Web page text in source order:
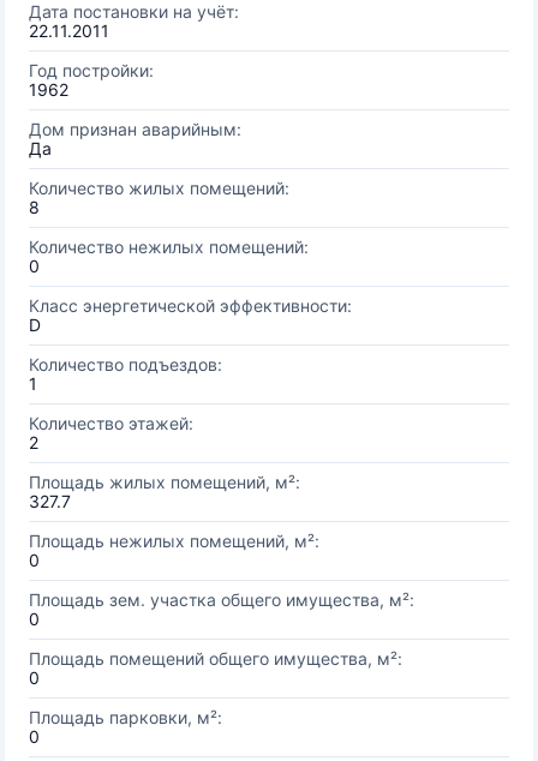
Дата постановки на учёт:
22.11.2011
Год постройки:
1962
Дом признан аварийным:
Да
Количество жилых помещений:
8
Количество нежилых помещений:
0
Класс энергетической эффективности:
D
Количество подъездов:
1
Количество этажей:
2
Площадь жилых помещений, м²:
327.7
Площадь нежилых помещений, м²:
0
Площадь зем. участка общего имущества, м²:
0
Площадь помещений общего имущества, м²:
0
Площадь парковки, м²:
0